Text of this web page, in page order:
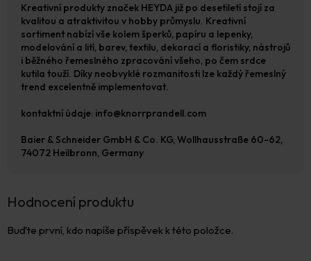
Hodnocení produktu
Buďte první, kdo napíše příspěvek k této položce.
Kreativní produkty značek HEYDA již po desetiletí stojí za
kvalitou a atraktivitou v hobby průmyslu. Kreativní
sortiment nabízí vše kolem šperků, papíru a lepenky,
modelování a lití, barev, textilu, dekorací a floristiky, nástrojů
i běžného řemeslného zpracování všeho, po čem srdce
kutila touží. Díky neobvyklé rozmanitosti lze každý řemeslný
trend excelentně implementovat.
kontaktní údaje: info@knorrprandell.com
Baier & Schneider GmbH & Co. KG, Wollhausstraße 60-62,
74072 Heilbronn, Germany